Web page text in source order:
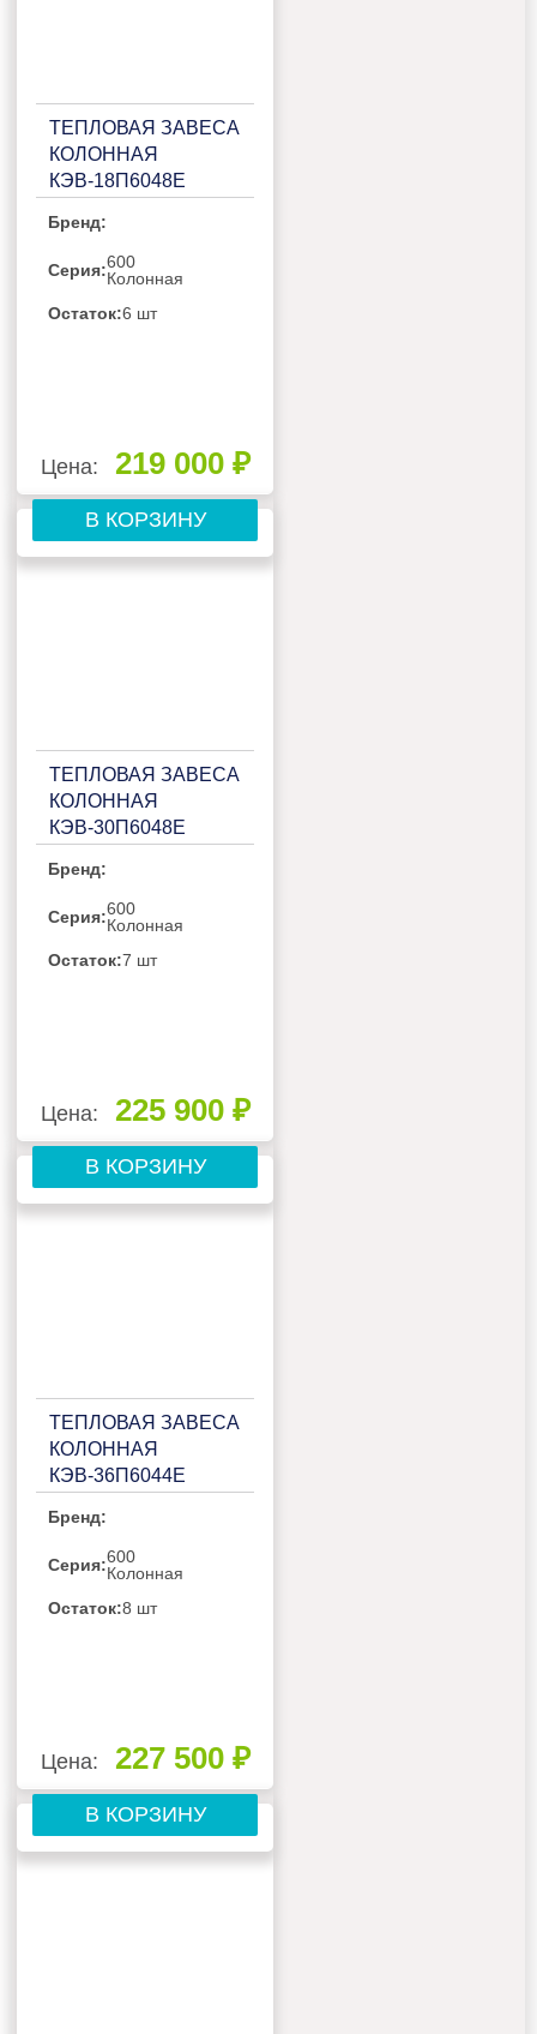
ТЕПЛОВАЯ ЗАВЕСА
КОЛОННАЯ
КЭВ-18П6048Е
Бренд:
Серия:600
Колонная
Остаток:6 шт
Цена: 219 000 ₽
В КОРЗИНУ
ТЕПЛОВАЯ ЗАВЕСА
КОЛОННАЯ
КЭВ-30П6048Е
Бренд:
Серия:600
Колонная
Остаток:7 шт
Цена: 225 900 ₽
В КОРЗИНУ
ТЕПЛОВАЯ ЗАВЕСА
КОЛОННАЯ
КЭВ-36П6044Е
Бренд:
Серия:600
Колонная
Остаток:8 шт
Цена: 227 500 ₽
В КОРЗИНУ